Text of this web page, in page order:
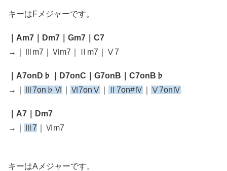
キーはFメジャーです。
｜Am7｜Dm7｜Gm7｜C7
→｜Ⅲm7｜Ⅵm7｜Ⅱm7｜Ⅴ7
｜A7onD♭｜D7onC｜G7onB｜C7onB♭
→｜
Ⅲ7on♭Ⅵ Ⅵ7onⅤ Ⅱ7on#Ⅳ Ⅴ7onⅣ
｜A7｜Dm7
→｜
Ⅲ7 ｜Ⅵm7
キーはAメジャーです。